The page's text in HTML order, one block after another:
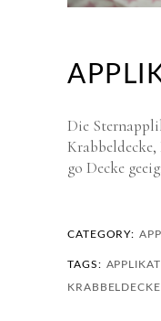
Die
go Decke
CATEGORY:
TAGS:
KRABBELDECKE